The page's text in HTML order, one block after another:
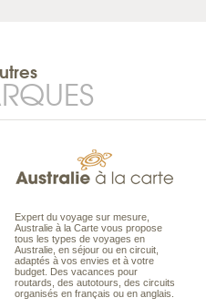
Expert du voyage sur mesure,
Australie à la Carte vous propose
tous les types de voyages en
Australie, en séjour ou en circuit,
adaptés à vos envies et à votre
budget. Des vacances pour
routards, des autotours, des circuits
organisés en français ou en anglais.